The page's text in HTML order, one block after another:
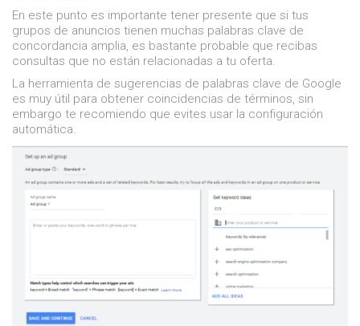
En este punto es importante tener presente que si tus
grupos de anuncios tienen muchas palabras clave de
concordancia amplia, es bastante probable que recibas
consultas que no están relacionadas a tu oferta.
La herramienta de sugerencias de palabras clave de Google
es muy útil para obtener coincidencias de términos, sin
embargo te recomiendo que evites usar la configuración
automática.